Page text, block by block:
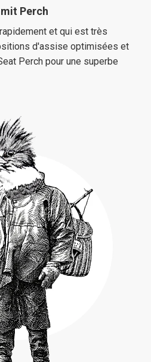
Perch
et qui est très
d'assise optimisées et
Perch pour une superbe